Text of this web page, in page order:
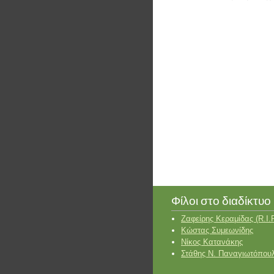
Φίλοι στο διαδίκτυο
Ζαφείρης Κεραμίδας
Κώστας Συμεωνίδης
Νίκος Κατανάκης
Στάθης Ν.